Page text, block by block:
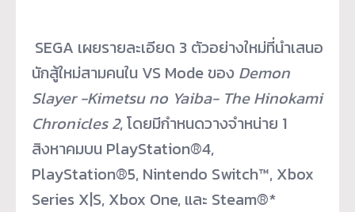
SEGA เผยรายละเอียด 3 ตัวอย่างใหม่ที่นำเสนอ
นักสู้ใหม่สามคนใน VS Mode ของ Demon
Slayer -Kimetsu no Yaiba- The Hinokami
Chronicles 2, โดยมีกำหนดวางจำหน่าย 1
สิงหาคมบน PlayStation®4,
PlayStation®5, Nintendo Switch™, Xbox
Series X|S, Xbox One, และ Steam®*